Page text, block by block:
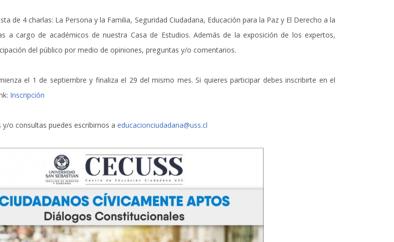
de 4 charlas: La Persona y la Familia, Seguridad Ciudadana, Educación para la Paz y El Derecho a la
a cargo de académicos de nuestra Casa de Estudios. Además de la exposición de los expertos,
del público por medio de opiniones, preguntas y/o comentarios.
el 1 de septiembre y finaliza el 29 del mismo mes. Si quieres participar debes inscribirte en el
Inscripción
y/o consultas puedes escribirnos a educacionciudadana@uss.cl